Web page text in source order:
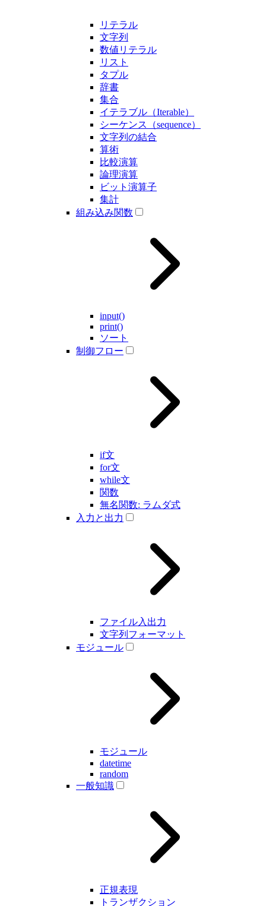
リテラル
文字列
数値リテラル
リスト
タプル
辞書
集合
イテラブル（Iterable）
シーケンス（sequence）
文字列の結合
算術
比較演算
論理演算
ビット演算子
集計
組み込み関数
input()
print()
ソート
制御フロー
if文
for文
while文
関数
無名関数: ラムダ式
入力と出力
ファイル入出力
文字列フォーマット
モジュール
モジュール
datetime
random
一般知識
正規表現
トランザクション